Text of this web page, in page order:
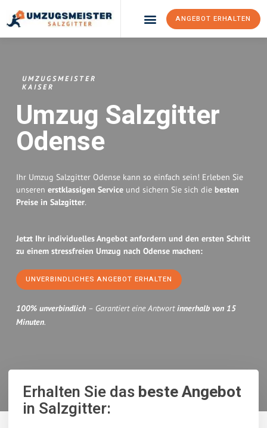
ANGEBOT ERHALTEN
UMZUGSMEISTER
KAISER
Umzug Salzgitter
Odense
Ihr Umzug Salzgitter Odense kann so einfach sein! Erleben Sie
unseren erstklassigen Service und sichern Sie sich die besten
Preise in Salzgitter.
Jetzt Ihr individuelles Angebot anfordern und den ersten Schritt
zu einem stressfreien Umzug nach Odense machen:
UNVERBINDLICHES ANGEBOT ERHALTEN
100% unverbindlich – Garantiert eine Antwortinnerhalb von 15
Minuten.
Erhalten Sie dasbeste Angebot
in Salzgitter: